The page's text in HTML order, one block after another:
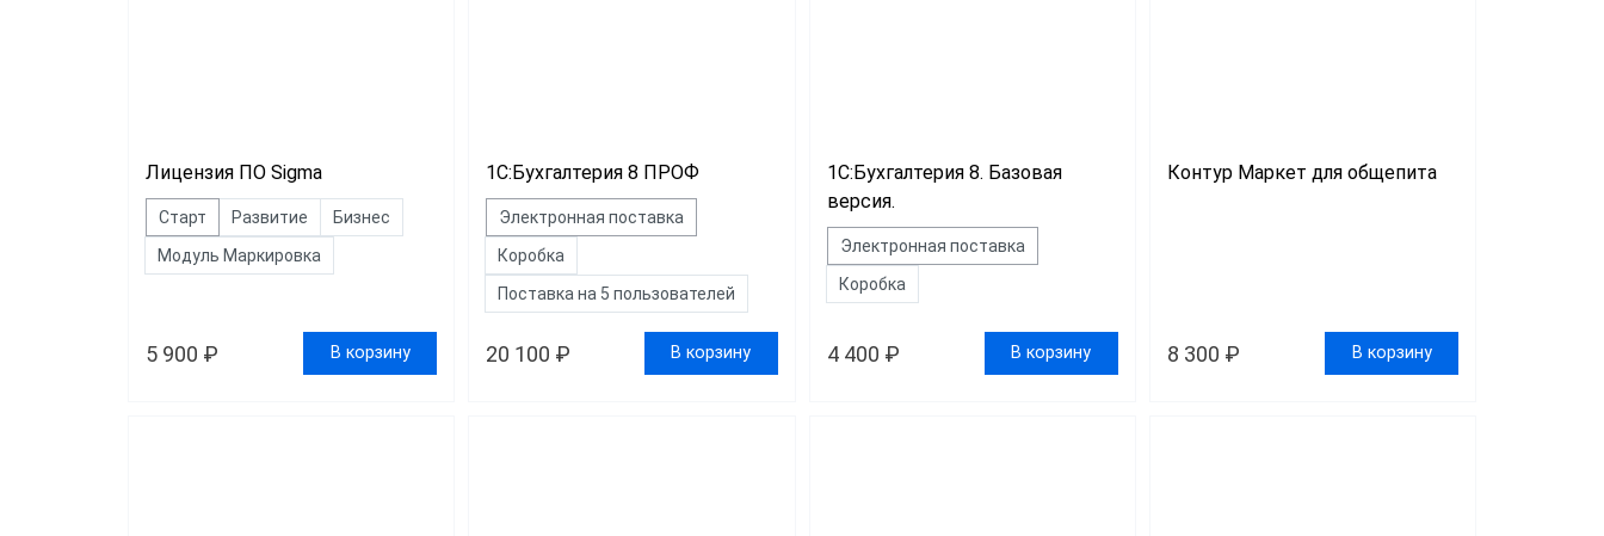
Лицензия ПО Sigma
Старт Развитие
Бизнес
Модуль Маркировка
5 900 ₽ В корзину
1С:Бухгалтерия 8 ПРОФ
Электронная поставка
Коробка
Поставка на 5 пользователей
20 100 ₽ В корзину
1С:Бухгалтерия 8. Базовая
версия.
Электронная поставка
Коробка
4 400 ₽ В корзину
Контур Маркет для общепита
8 300 ₽ В корзину